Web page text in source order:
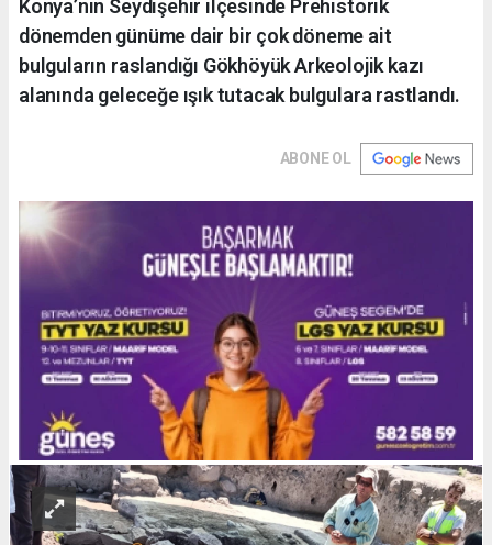
Konya’nın Seydişehir ilçesinde Prehistorik
dönemden günüme dair bir çok döneme ait
bulguların raslandığı Gökhöyük Arkeolojik kazı
alanında geleceğe ışık tutacak bulgulara rastlandı.
ABONE OL